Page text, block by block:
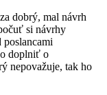
dobrý, mal návrh
si návrhy
poslancami
doplniť o
nepovažuje, tak ho